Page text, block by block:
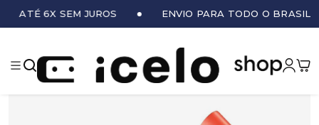
ATÉ 6X SEM JUROS ENVIO PARA TODO O BRASIL